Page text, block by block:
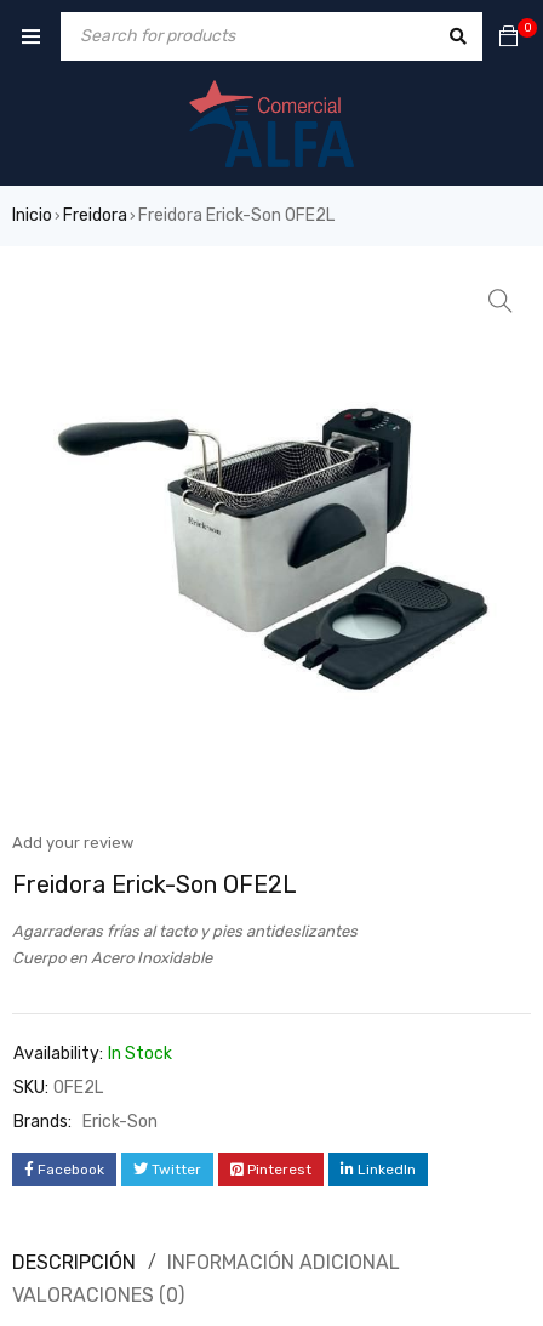
0
Inicio › Freidora › Freidora Erick-Son OFE2L
Add your review
Freidora Erick-Son OFE2L
Agarraderas frías al tacto y pies antideslizantes
Cuerpo en Acero Inoxidable
Availability: In Stock
SKU: OFE2L
Brands:
Erick-Son
Facebook Twitter Pinterest LinkedIn
DESCRIPCIÓN
INFORMACIÓN ADICIONAL
VALORACIONES (0)